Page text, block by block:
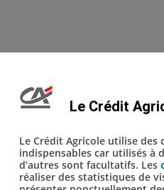
Le Crédit
Le Crédit Agricole utilise des
indispensables car utilisés à
d’autres sont facultatifs. Les
réaliser des statistiques de